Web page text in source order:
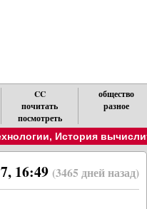
CC
почитать
посмотреть
общество
разное
, История
16:49 (3465 дней назад)